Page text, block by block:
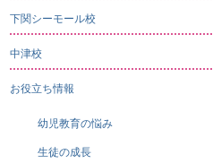
下関シーモール校
中津校
お役立ち情報
幼児教育の悩み
生徒の成長